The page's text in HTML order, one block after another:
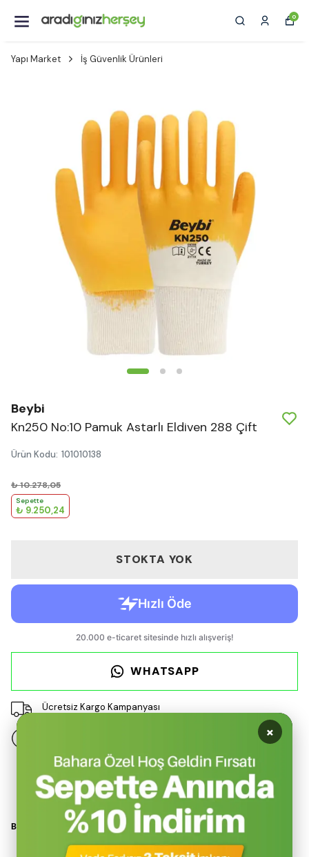
0
Yapı Market İş Güvenlik Ürünleri
Beybi
Kn250 No:10 Pamuk Astarlı Eldiven 288 Çift
Ürün Kodu: 101010138
₺ 10.278,05
Sepette
₺ 9.250,24
STOKTA YOK
WHATSAPP
Ücretsiz Kargo Kampanyası
Ürün Açıklaması
BEYBİ KN250 PAMUK NİTRİL ELDİVEN
×